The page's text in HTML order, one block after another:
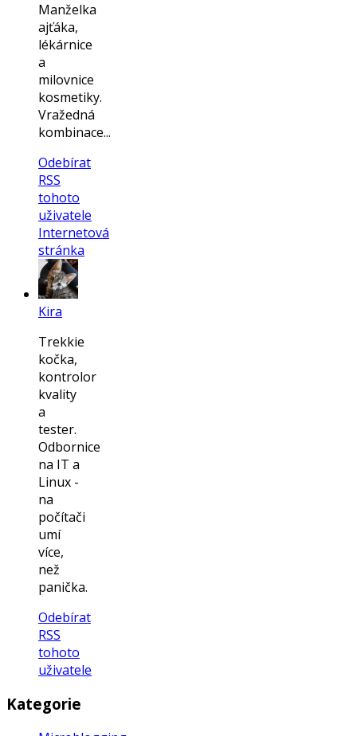
Manželka
ajťáka,
lékárnice
a
milovnice
kosmetiky.
Vražedná
kombinace...
Odebírat
RSS
tohoto
uživatele
Internetová
stránka
Kira
Trekkie
kočka,
kontrolor
kvality
a
tester.
Odbornice
na IT a
Linux -
na
počítači
umí
více,
než
panička.
Odebírat
RSS
tohoto
uživatele
Kategorie